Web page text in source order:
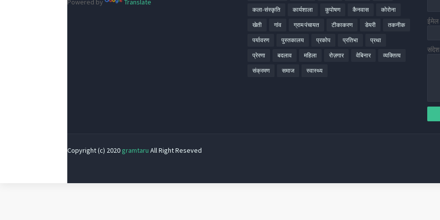
Powered by Translate
कला-संस्कृति कार्यशाला कुपोषण कैनवास कोरोना
खेती गांव ग्राम पंचायत टीकाकरण डेयरी तकनीक
पर्यावरण पुस्तकालय प्रकोप प्रतिभा प्रथा
प्रेरणा बदलाव महिला रोज़गार वेबिनार व्यक्तित्व
संक्रमण समाज स्वास्थ्य
ईमेल
संदेश
Copyright (c) 2020 gramtaru All Right Reseved